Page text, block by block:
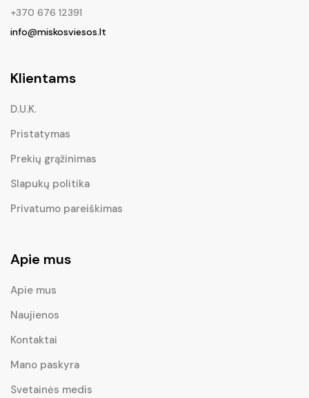
+370 676 12391
info@miskosviesos.lt
Klientams
D.U.K.
Pristatymas
Prekių grąžinimas
Slapukų politika
Privatumo pareiškimas
Apie mus
Apie mus
Naujienos
Kontaktai
Mano paskyra
Svetainės medis